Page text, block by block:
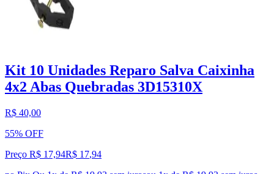
Kit 10 Unidades Reparo Salva Caixinha
4x2 Abas Quebradas 3D15310X
R$ 40,00
55% OFF
Preço R$ 17,94R$ 17,94